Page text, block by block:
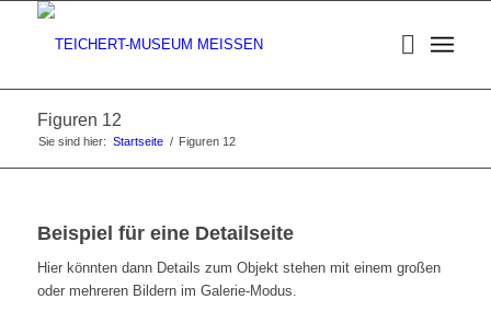
Figuren 12
Sie sind hier: Startseite / Figuren 12
Beispiel für eine Detailseite
Hier könnten dann Details zum Objekt stehen mit einem großen
oder mehreren Bildern im Galerie-Modus.